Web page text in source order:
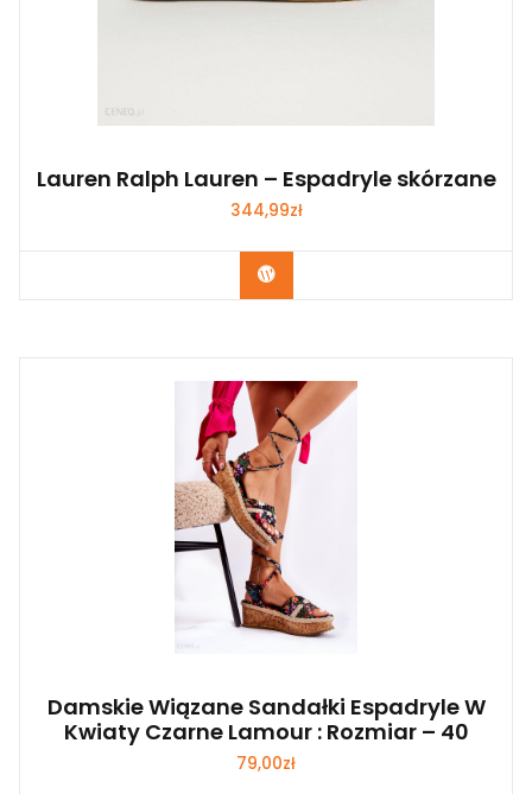
Lauren Ralph Lauren – Espadryle skórzane
344,99zł
Kup Teraz
Damskie Wiązane Sandałki Espadryle W
Kwiaty Czarne Lamour : Rozmiar – 40
79,00zł